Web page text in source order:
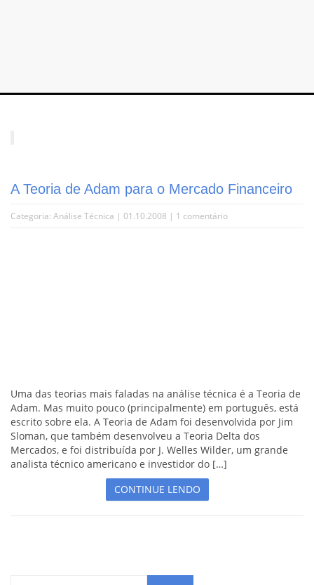
A Teoria de Adam para o Mercado Financeiro
Categoria: Análise Técnica | 01.10.2008 | 1 comentário
Uma das teorias mais faladas na análise técnica é a Teoria de
Adam. Mas muito pouco (principalmente) em português, está
escrito sobre ela. A Teoria de Adam foi desenvolvida por Jim
Sloman, que também desenvolveu a Teoria Delta dos
Mercados, e foi distribuída por J. Welles Wilder, um grande
analista técnico americano e investidor do […]
CONTINUE LENDO